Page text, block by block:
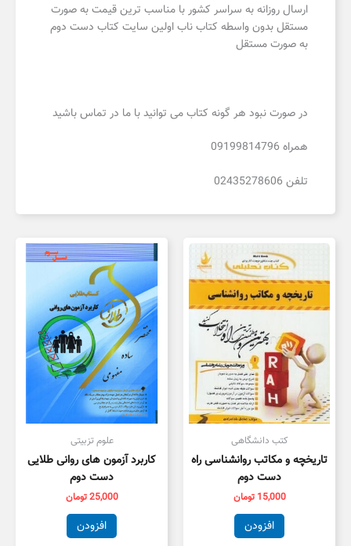
ارسال روزانه به سراسر کشور با مناسب ترین قیمت به صورت
مستقل بدون واسطه کتاب ناب اولین سایت کتاب دست دوم
به صورت مستقل
در صورت نبود هر گونه کتاب می توانید با ما در تماس باشید
همراه 09199814796
تلفن 02435278606
کتب دانشگاهی
تاریخچه و مکاتب روانشناسی راه
دست دوم
15,000 تومان
افزودن
علوم تزبیتی
کاربرد آزمون های روانی طلایی
دست دوم
25,000تومان
افزودن